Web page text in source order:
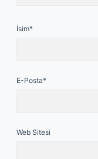
İsim*
E-Posta*
Web Sitesi